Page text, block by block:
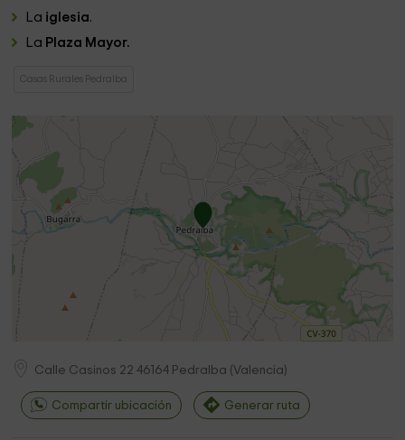
La iglesia.
La Plaza Mayor.
Casas Rurales Pedralba
Calle Casinos 22 46164 Pedralba (Valencia)
Compartir ubicación Generar ruta